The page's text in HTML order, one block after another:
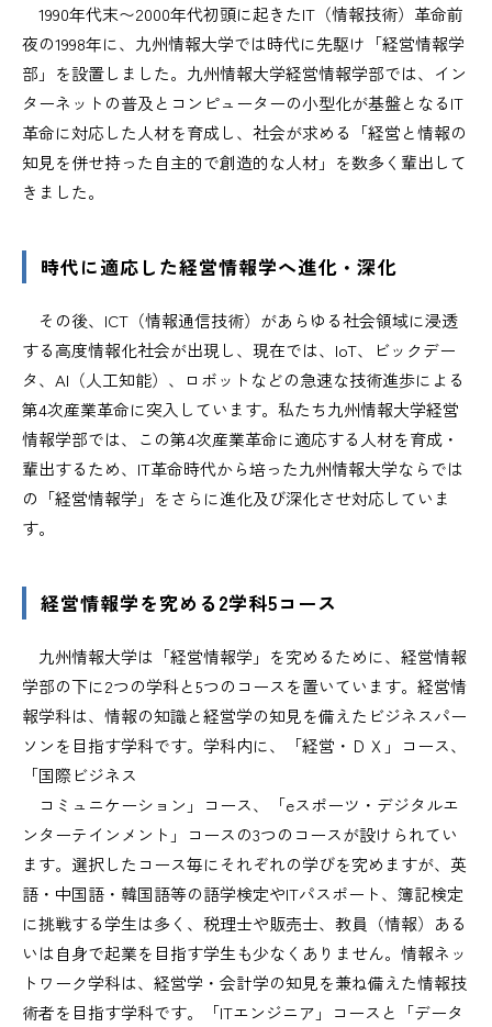
1990年代末〜2000年代初頭に起きたIT（情報技術）革命前
夜の1998年に、九州情報大学では時代に先駆け「経営情報学
部」を設置しました。九州情報大学経営情報学部では、イン
ターネットの普及とコンピューターの小型化が基盤となるIT
革命に対応した人材を育成し、社会が求める「経営と情報の
知見を併せ持った自主的で創造的な人材」を数多く輩出して
きました。
時代に適応した経営情報学へ進化・深化
その後、ICT（情報通信技術）があらゆる社会領域に浸透
する高度情報化社会が出現し、現在では、IoT、ビックデー
タ、AI（人工知能）、ロボットなどの急速な技術進歩による
第4次産業革命に突入しています。私たち九州情報大学経営
情報学部では、この第4次産業革命に適応する人材を育成・
輩出するため、IT革命時代から培った九州情報大学ならでは
の「経営情報学」をさらに進化及び深化させ対応していま
す。
経営情報学を究める2学科5コース
九州情報大学は「経営情報学」を究めるために、経営情報
学部の下に2つの学科と5つのコースを置いています。経営情
報学科は、情報の知識と経営学の知見を備えたビジネスパー
ソンを目指す学科です。学科内に、「経営・ＤＸ」コース、
「国際ビジネス
コミュニケーション」コース、「eスポーツ・デジタルエ
ンターテインメント」コースの3つのコースが設けられてい
ます。選択したコース毎にそれぞれの学びを究めますが、英
語・中国語・韓国語等の語学検定やITパスポート、簿記検定
に挑戦する学生は多く、税理士や販売士、教員（情報）ある
いは自身で起業を目指す学生も少なくありません。情報ネッ
トワーク学科は、経営学・会計学の知見を兼ね備えた情報技
術者を目指す学科です。「ITエンジニア」コースと「データ